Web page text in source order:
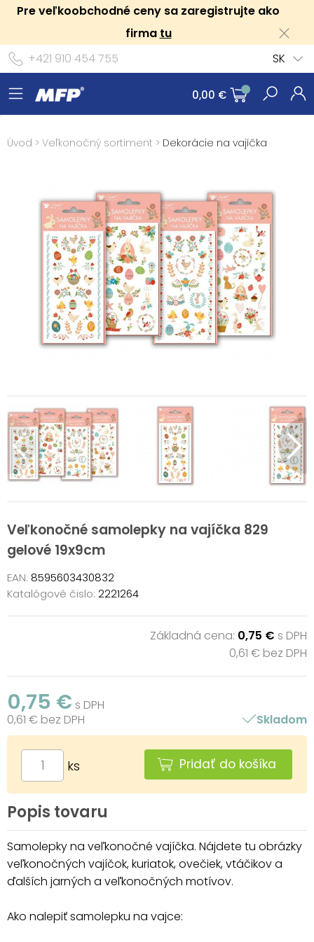
Pre veľkoobchodné ceny sa zaregistrujte ako
firma tu
+421 910 454 755
SK
0,00 €
Úvod > Veľkonočný sortiment > Dekorácie na vajíčka
Veľkonočné samolepky na vajíčka 829
gelové 19x9cm
EAN: 8595603430832
Katalógové čislo: 2221264
Základná cena: 0,75 € s DPH
0,61 € bez DPH
0,75 € s DPH
0,61 € bez DPH
Skladom
ks Pridať do košíka
Popis tovaru
Samolepky na veľkonočné vajíčka. Nájdete tu obrázky
veľkonočných vajíčok, kuriatok, ovečiek, vtáčikov a
ďalších jarných a veľkonočných motívov.
Ako nalepiť samolepku na vajce: